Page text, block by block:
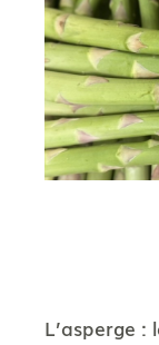
L’asperge :